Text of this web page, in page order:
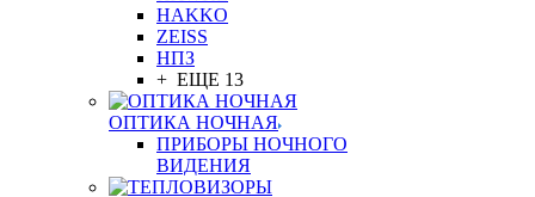
HAKKO
ZEISS
НПЗ
+ ЕЩЕ 13
ОПТИКА НОЧНАЯ
ПРИБОРЫ НОЧНОГО
ВИДЕНИЯ